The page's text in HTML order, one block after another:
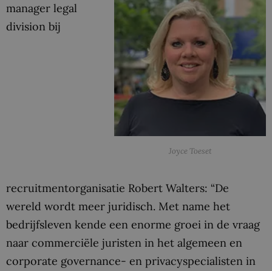
Joyce Toeset
manager legal
division bij
recruitmentorganisatie Robert Walters: “De
wereld wordt meer juridisch. Met name het
bedrijfsleven kende een enorme groei in de vraag
naar commerciële juristen in het algemeen en
corporate governance- en privacyspecialisten in